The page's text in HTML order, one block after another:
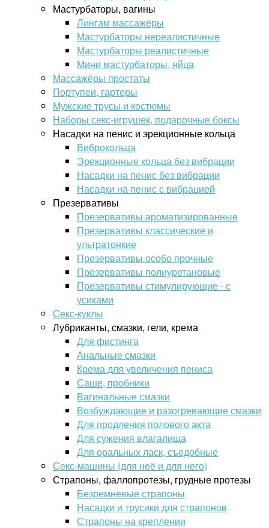
Мастурбаторы, вагины
Лингам массажёры
Мастурбаторы нереалистичные
Мастурбаторы реалистичные
Мини мастурбаторы, яйца
Массажёры простаты
Портупеи, гартеры
Мужские трусы и костюмы
Наборы секс-игрушек, подарочные боксы
Насадки на пенис и эрекционные кольца
Виброкольца
Эрекционные кольца без вибрации
Насадки на пенис без вибрации
Насадки на пенис с вибрацией
Презервативы
Презервативы ароматизированные
Презервативы классические и
ультратонкие
Презервативы особо прочные
Презервативы полиуретановые
Презервативы стимулирующие - с
усиками
Секс-куклы
Лубриканты, смазки, гели, крема
Для фистинга
Анальные смазки
Крема для увеличения пениса
Саше, пробники
Вагинальные смазки
Возбуждающие и разогревающие смазки
Для продления полового акта
Для сужения влагалища
Для оральных ласк, съедобные
Секс-машины (для неё и для него)
Страпоны, фаллопротезы, грудные протезы
Безремневые страпоны
Насадки и трусики для страпонов
Страпоны на креплении